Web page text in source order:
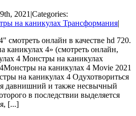
2021 |Categories:
на каникулах Трансформания|
смотреть онлайн в качестве hd 720.
4» (смотреть онлайн,
4 Монстры на каникулах
на каникулах 4 Movie 2021
на каникулах 4 Одухотвориться
давнишний и также несвычный
в последствии выделяется
[...]